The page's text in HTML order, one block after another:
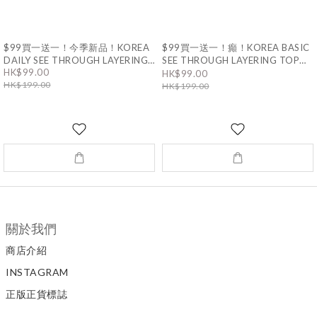
$99買一送一！今季新品！KOREA
DAILY SEE THROUGH LAYERING
SHORT SLEEVE｜11色
HK$99.00
HK$199.00
$99買一送一！癲！KOREA BASIC
SEE THROUGH LAYERING TOP｜
11色
HK$99.00
HK$199.00
關於我們
商店介紹
INSTAGRAM
正版正貨標誌